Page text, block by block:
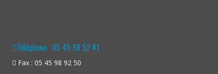
Téléphone : 05 45 98 52 41
Fax : 05 45 98 92 50